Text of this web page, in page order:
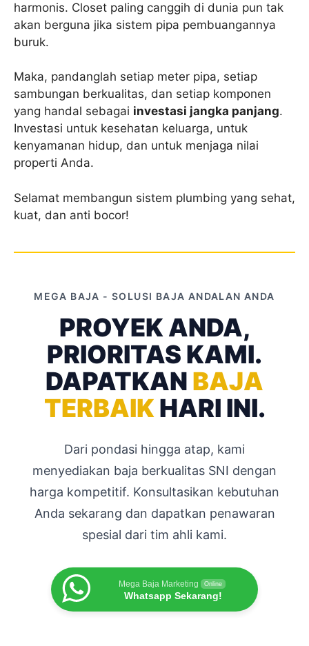
harmonis. Closet paling canggih di dunia pun tak
akan berguna jika sistem pipa pembuangannya
buruk.
Maka, pandanglah setiap meter pipa, setiap
sambungan berkualitas, dan setiap komponen
yang handal sebagai investasi jangka panjang.
Investasi untuk kesehatan keluarga, untuk
kenyamanan hidup, dan untuk menjaga nilai
properti Anda.
Selamat membangun sistem plumbing yang sehat,
kuat, dan anti bocor!
MEGA BAJA - SOLUSI BAJA ANDALAN ANDA
PROYEK ANDA,
PRIORITAS KAMI.
DAPATKAN BAJA
TERBAIK HARI INI.
Dari pondasi hingga atap, kami
menyediakan baja berkualitas SNI dengan
harga kompetitif. Konsultasikan kebutuhan
Anda sekarang dan dapatkan penawaran
spesial dari tim ahli kami.
Mega Baja Marketing Online
Whatsapp Sekarang!